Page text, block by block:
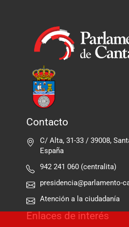
Contacto
C/ Alta, 31-33 / 39008,
España
942 241 060 (centralita)
presidencia@parlamento-
Atención a la ciudadanía
Enlaces de interés